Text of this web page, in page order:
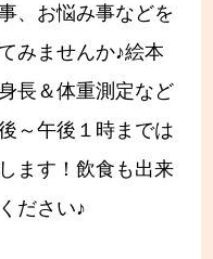
、お悩み事などを
みませんか♪絵本
長＆体重測定など
～午後１時までは
ます！飲食も出来
ださい♪